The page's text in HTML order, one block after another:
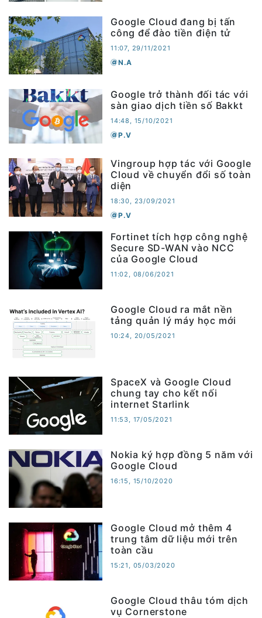
Google Cloud đang bị tấn
công để đào tiền điện tử
11:07, 29/11/2021
N.A
Google trở thành đối tác với
sàn giao dịch tiền số Bakkt
14:48, 15/10/2021
P.V
Vingroup hợp tác với Google
Cloud về chuyển đổi số toàn
diện
18:30, 23/09/2021
P.V
Fortinet tích hợp công nghệ
Secure SD-WAN vào NCC
của Google Cloud
11:02, 08/06/2021
Google Cloud ra mắt nền
tảng quản lý máy học mới
10:24, 20/05/2021
SpaceX và Google Cloud
chung tay cho kết nối
internet Starlink
11:53, 17/05/2021
Nokia ký hợp đồng 5 năm với
Google Cloud
16:15, 15/10/2020
Google Cloud mở thêm 4
trung tâm dữ liệu mới trên
toàn cầu
15:21, 05/03/2020
Google Cloud thâu tóm dịch
vụ Cornerstone